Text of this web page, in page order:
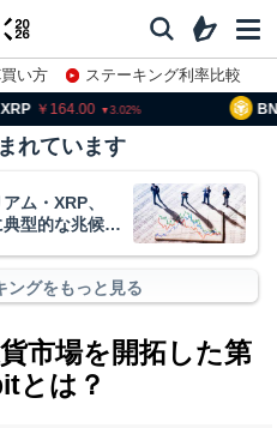
い方
ステーキング利率比較
164.00 3.02 BNB
れています
ム・XRP、
典型的な兆候」
ングをもっと見る
市場を開拓した第
とは？